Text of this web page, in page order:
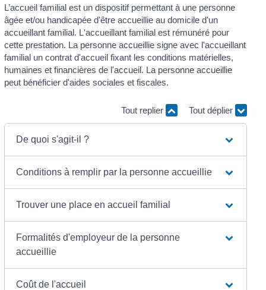
L’accueil familial est un dispositif permettant à une personne
âgée et/ou handicapée d'être accueillie au domicile d'un
accueillant familial. L'accueillant familial est rémunéré pour
cette prestation. La personne accueillie signe avec l'accueillant
familial un contrat d'accueil fixant les conditions matérielles,
humaines et financières de l'accueil. La personne accueillie
peut bénéficier d'aides sociales et fiscales.
Tout replier Tout déplier
De quoi s'agit-il ?
Conditions à remplir par la personne accueillie
Trouver une place en accueil familial
Formalités d'employeur de la personne
accueillie
Coût de l'accueil